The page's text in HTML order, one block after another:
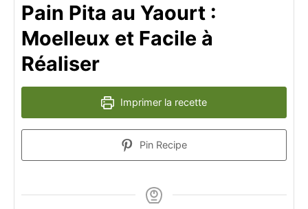
Pain Pita au Yaourt :
Moelleux et Facile à
Réaliser
Imprimer la recette
Pin Recipe